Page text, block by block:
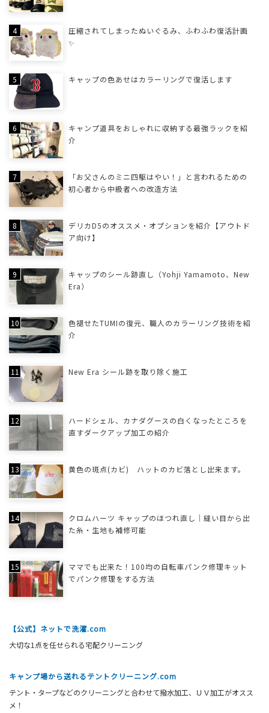
圧縮されてしまったぬいぐるみ、ふわふわ復活計画
✨
キャップの色あせはカラーリングで復活します
キャンプ道具をおしゃれに収納する最強ラックを紹
介
「お父さんのミニ四駆はやい！」と言われるための
初心者から中級者への改造方法
デリカD5のオススメ・オプションを紹介【アウトド
ア向け】
キャップのシール跡直し（Yohji Yamamoto、New
Era）
色褪せたTUMIの復元、職人のカラーリング技術を紹
介
New Era シール跡を取り除く施工
ハードシェル、カナダグースの白くなったところを
直すダークアップ加工の紹介
黄色の斑点(カビ) ハットのカビ落とし出来ます。
クロムハーツ キャップのほつれ直し｜縫い目から出
た糸・生地も補修可能
ママでも出来た！100均の自転車パンク修理キット
でパンク修理をする方法
【公式】ネットで洗濯.com
大切な1点を任せられる宅配クリーニング
キャンプ場から送れるテントクリーニング.com
テント・タープなどのクリーニングと合わせて撥水加工、ＵＶ加工がオスス
メ！